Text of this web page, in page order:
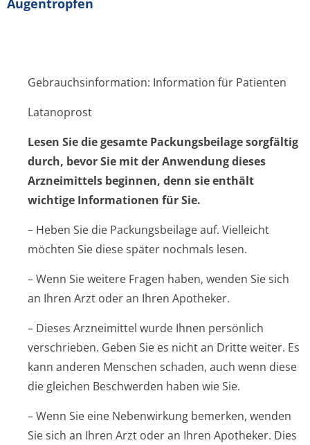
Augentropfen
Gebrauchsinformation: Information für Patienten
Latanoprost
Lesen Sie die gesamte Packungsbeilage sorgfältig
durch, bevor Sie mit der Anwendung dieses
Arzneimittels beginnen, denn sie enthält
wichtige Informationen für Sie.
– Heben Sie die Packungsbeilage auf. Vielleicht
möchten Sie diese später nochmals lesen.
– Wenn Sie weitere Fragen haben, wenden Sie sich
an Ihren Arzt oder an Ihren Apotheker.
– Dieses Arzneimittel wurde Ihnen persönlich
verschrieben. Geben Sie es nicht an Dritte weiter. Es
kann anderen Menschen schaden, auch wenn diese
die gleichen Beschwerden haben wie Sie.
– Wenn Sie eine Nebenwirkung bemerken, wenden
Sie sich an Ihren Arzt oder an Ihren Apotheker. Dies